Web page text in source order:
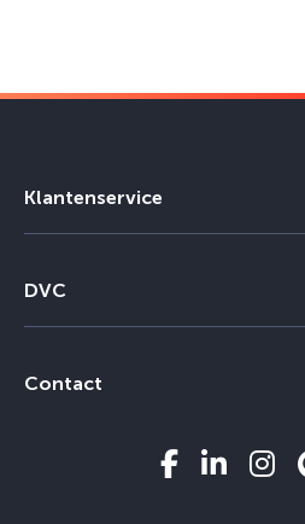
Klantenservice
DVC
Contact